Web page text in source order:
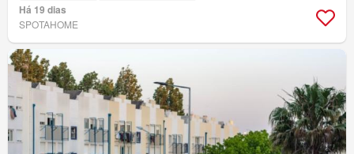
Há 19 dias
SPOTAHOME